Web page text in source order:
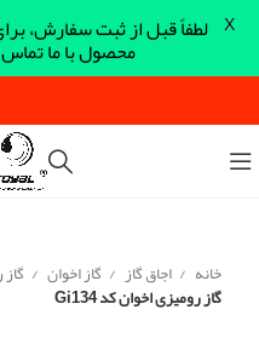
خانه اجاق گاز گاز اخوان
گاز رومیزی اخوان کد Gi134
لطفاً قبل از ثبت سفارش،
محصول با ما
X